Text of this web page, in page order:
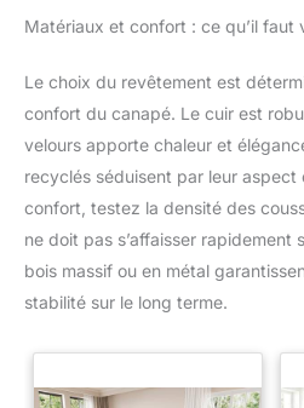
Matériaux et confort : ce qu’il faut
Le choix du revêtement est
confort du canapé. Le cuir est
velours apporte chaleur et
recyclés séduisent par leur aspect
confort, testez la densité des
ne doit pas s’affaisser rapidement
bois massif ou en métal
stabilité sur le long terme.